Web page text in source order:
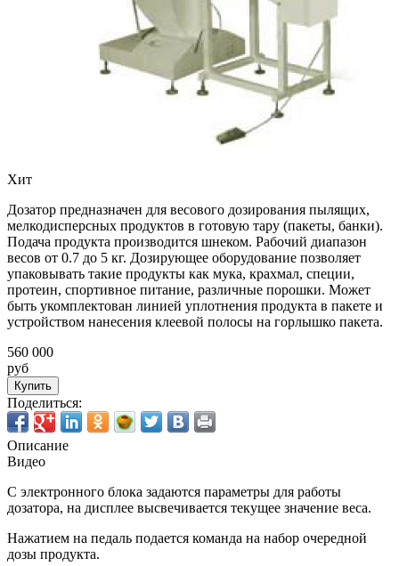
Хит
Дозатор предназначен для весового дозирования пылящих,
мелкодисперсных продуктов в готовую тару (пакеты, банки).
Подача продукта производится шнеком. Рабочий диапазон
весов от 0.7 до 5 кг. Дозирующее оборудование позволяет
упаковывать такие продукты как мука, крахмал, специи,
протеин, спортивное питание, различные порошки. Может
быть укомплектован линией уплотнения продукта в пакете и
устройством нанесения клеевой полосы на горлышко пакета.
560 000
руб
Купить
Поделиться:
Описание
Видео
С электронного блока задаются параметры для работы
дозатора, на дисплее высвечивается текущее значение веса.
Нажатием на педаль подается команда на набор очередной
дозы продукта.